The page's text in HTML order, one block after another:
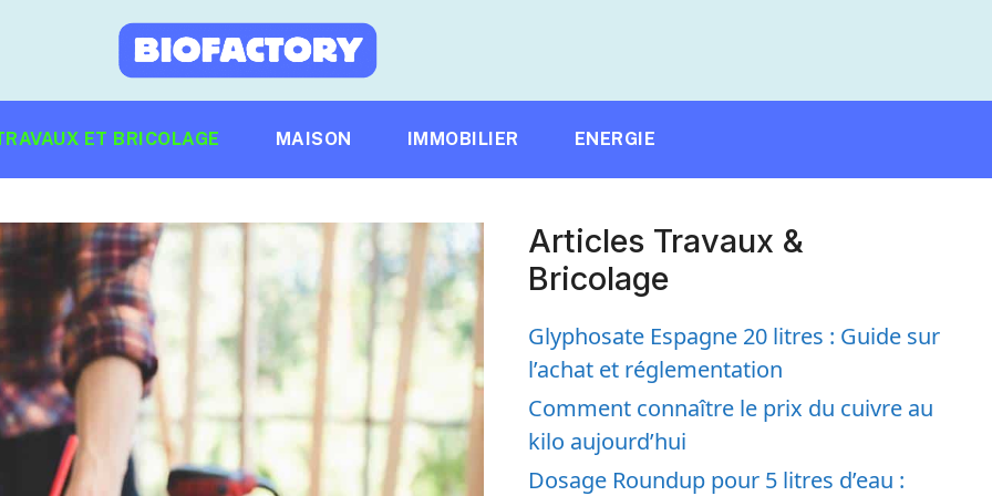
ET BRICOLAGE MAISON IMMOBILIER ENERGIE
Articles Travaux &
Bricolage
Glyphosate Espagne 20 litres : Guide sur
l’achat et réglementation
Comment connaître le prix du cuivre au
kilo aujourd’hui
Dosage Roundup pour 5 litres d’eau :